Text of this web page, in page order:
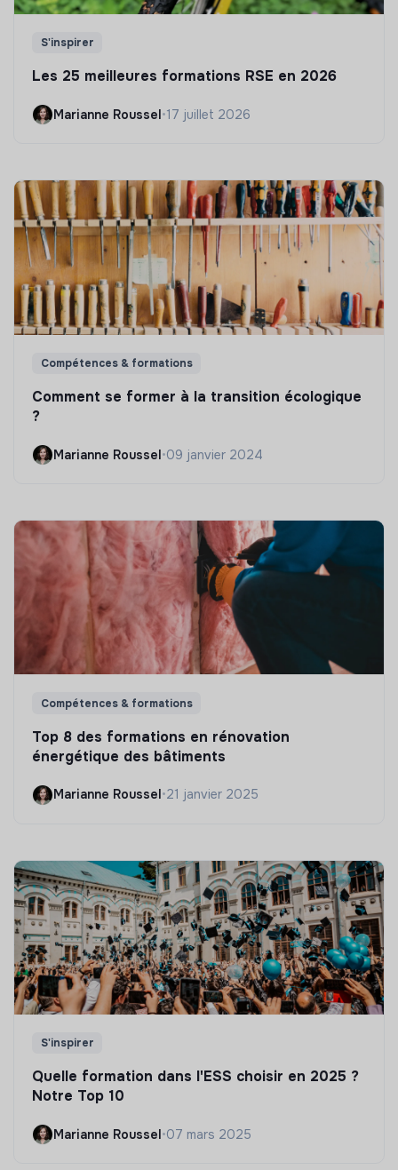
S'inspirer
Les 25 meilleures formations RSE en 2026
Marianne Roussel•17 juillet 2026
Compétences & formations
Comment se former à la transition écologique
?
Marianne Roussel•09 janvier 2024
Compétences & formations
Top 8 des formations en rénovation
énergétique des bâtiments
Marianne Roussel•21 janvier 2025
S'inspirer
Quelle formation dans l'ESS choisir en 2025 ?
Notre Top 10
Marianne Roussel•07 mars 2025